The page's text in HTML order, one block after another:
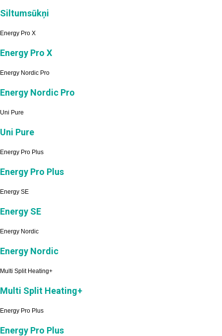
Siltumsūkņi
Energy Pro X
Energy Pro X
Energy Nordic Pro
Energy Nordic Pro
Uni Pure
Uni Pure
Energy Pro Plus
Energy Pro Plus
Energy SE
Energy SE
Energy Nordic
Energy Nordic
Multi Split Heating+
Multi Split Heating+
Energy Pro Plus
Energy Pro Plus